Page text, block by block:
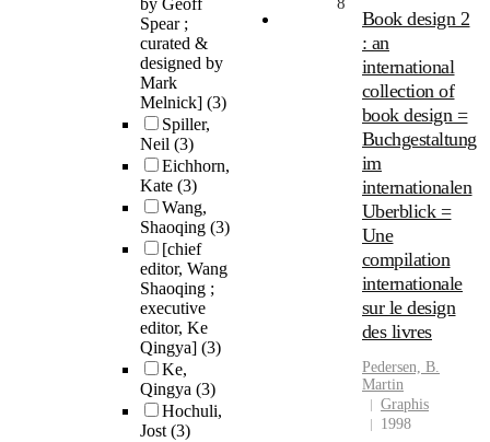
by Geoff
Spear ;
curated &
designed by
Mark
Melnick] (3)
Spiller,
Neil (3)
Eichhorn,
Kate (3)
Wang,
Shaoqing (3)
[chief
editor, Wang
Shaoqing ;
executive
editor, Ke
Qingya] (3)
Ke,
Qingya (3)
Hochuli,
Jost(3)
8
Book design 2
: an
international
collection of
book design =
Buchgestaltung
im
internationalen
Uberblick =
Une
compilation
internationale
sur le design
des livres
Pedersen, B.
Martin
Graphis
1998